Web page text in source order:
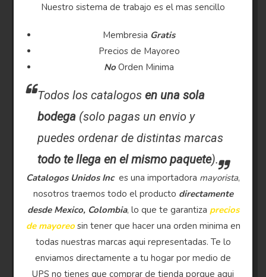
Nuestro sistema de trabajo es el mas sencillo
Membresia Gratis
Precios de Mayoreo
No Orden Minima
Todos los catalogosen una sola
bodega (solo pagas un envio y
puedes ordenar de distintas marcas
todo te llega en el mismo paquete).
Catalogos Unidos Inc es una importadora mayorista,
nosotros traemos todo el producto directamente
desde Mexico, Colombia, lo que te garantiza precios
de mayoreosin tener que hacer una orden minima en
todas nuestras marcas aqui representadas. Te lo
enviamos directamente a tu hogar por medio de
UPS no tienes que comprar de tienda porque aqui